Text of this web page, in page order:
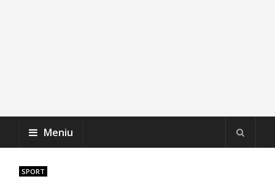
Meniu
SPORT